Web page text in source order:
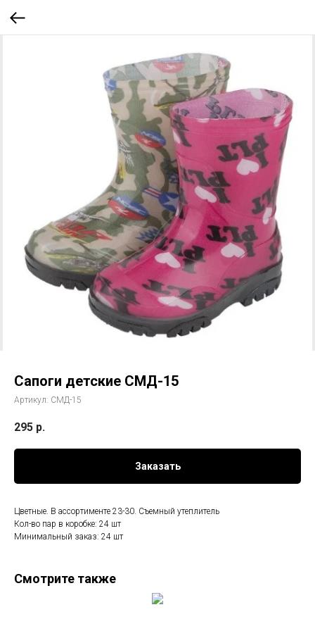
Сапоги детские СМД-15
Артикул: СМД-15
295 р.
Заказать
Цветные. В ассортименте 23-30. Съемный утеплитель
Кол-во пар в коробке: 24 шт
Минимальный заказ: 24 шт
Смотрите также